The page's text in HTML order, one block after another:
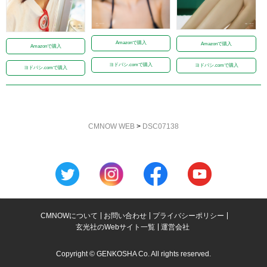
Amazonで購入
ヨドバシ.comで購入
Amazonで購入
ヨドバシ.comで購入
Amazonで購入
ヨドバシ.comで購入
CMNOW WEB > DSC07138
CMNOWについて お問い合わせ
プライバシーポリシー
玄光社のWebサイト一覧
運営会社
Copyright © GENKOSHA Co. All rights reserved.